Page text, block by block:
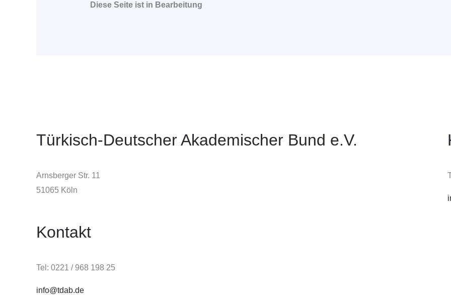
Diese Seite ist in Bearbeitung
Türkisch-Deutscher Akademischer Bund e.V.
Arnsberger Str. 11
51065 Köln
Kontakt
Tel: 0221 / 968 198 25
info@tdab.de